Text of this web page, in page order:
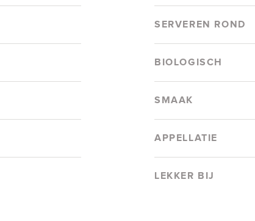
SERVEREN ROND
BIOLOGISCH
SMAAK
APPELLATIE
LEKKER BIJ